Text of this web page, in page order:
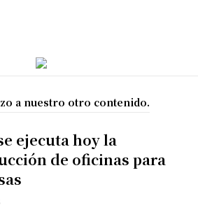
a nuestro otro contenido.
ejecuta hoy la
de oficinas para